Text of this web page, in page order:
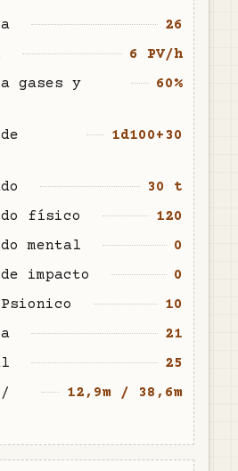
26
6 PV/h
gases y
60%
1d100+30
30 t
físico
120
mental
0
impacto
0
10
21
25
12,9m / 38,6m